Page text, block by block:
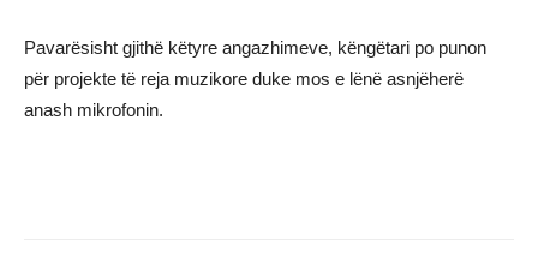
Pavarësisht gjithë këtyre angazhimeve, këngëtari po punon
për projekte të reja muzikore duke mos e lënë asnjëherë
anash mikrofonin.